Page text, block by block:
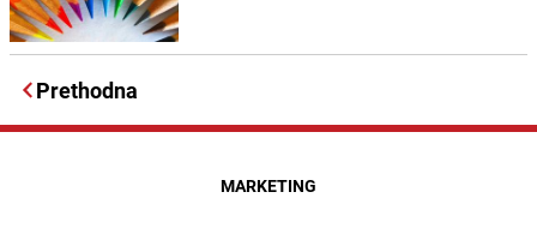
Prethodna
MARKETING